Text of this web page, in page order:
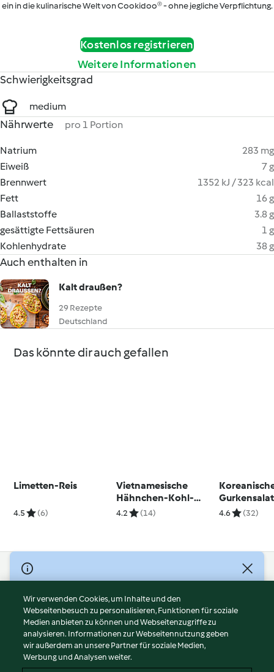
ein in die kulinarische Welt von Cookidoo® - ohne jegliche Verpflichtung.
Kostenlos registrieren
Weitere Informationen
Schwierigkeitsgrad
medium
Nährwerte pro 1 Portion
Natrium
283 mg
Eiweiß
7 g
Brennwert
1352 kJ / 323 kcal
Fett
16 g
Ballaststoffe
3.8 g
gesättigte Fettsäuren
1 g
Kohlenhydrate
38 g
Auch enthalten in
Kalt draußen?
29 Rezepte
Deutschland
Das könnte dir auch gefallen
Limetten-Reis
4.5 (6)
Vietnamesische
Hähnchen-Kohl-
Bowl
4.2 (14)
Gurkensalat
4.6 (32)
© Copyright 2026
Nutzungsbedingungen
Datenschutzrichtlinien
Disclaimer
Impressum
Cookies
Wir verwenden Cookies, um Inhalte und den
Webseitenbesuch zu personalisieren, Funktionen für soziale
Medien anbieten zu können und Webseitenzugriffe zu
analysieren. Informationen zur Webseitennutzung geben
wir außerdem an unsere Partner für soziale Medien,
Werbung und Analysen weiter.